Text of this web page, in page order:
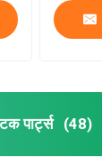
पार्ट्स (48)